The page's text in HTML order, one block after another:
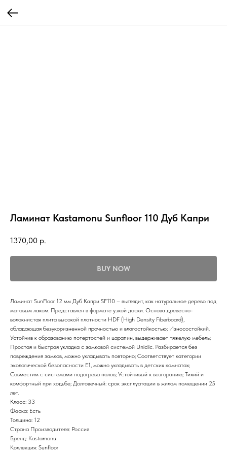
Ламинат Kastamonu Sunfloor 110 Дуб Капри
1370,00 р.
BUY NOW
Ламинат SunFloor 12 мм Дуб Капри SF110 – выглядит, как натуральное дерево под
матовым лаком. Представлен в формате узкой доски. Основа древесно-
волокнистая плита высокой плотности HDF (High Density Fiberboard),
обладающая безукоризненной прочностью и влагостойкостью; Износостойкий.
Устойчив к образованию потертостей и царапин, выдерживает тяжелую мебель;
Простая и быстрая укладка с замковой системой Uniclic. Разбирается без
повреждения замков, можно укладывать повторно; Соответствует категории
экологической безопасности Е1, можно укладывать в детских комнатах;
Совместим с системами подогрева полов; Устойчивый к возгоранию; Тихий и
комфортный при ходьбе; Долговечный: срок эксплуатации в жилом помещении 25
лет.
Класс: 33
Фаска: Есть
Толщина: 12
Страна Производителя: Россия
Бренд: Kastamonu
Коллекция: Sunfloor